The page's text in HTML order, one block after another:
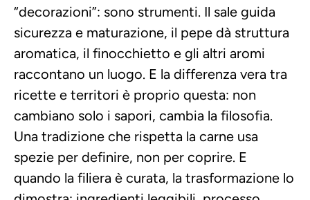
“decorazioni”: sono strumenti. Il sale guida
sicurezza e maturazione, il pepe dà struttura
aromatica, il finocchietto e gli altri aromi
raccontano un luogo. E la differenza vera tra
ricette e territori è proprio questa: non
cambiano solo i sapori, cambia la filosofia.
Una tradizione che rispetta la carne usa
spezie per definire, non per coprire. E
quando la filiera è curata, la trasformazione lo